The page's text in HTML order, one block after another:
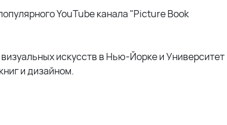
YouTube канала "Picture Book
искусств в Нью-Йорке и Университет
и дизайном.